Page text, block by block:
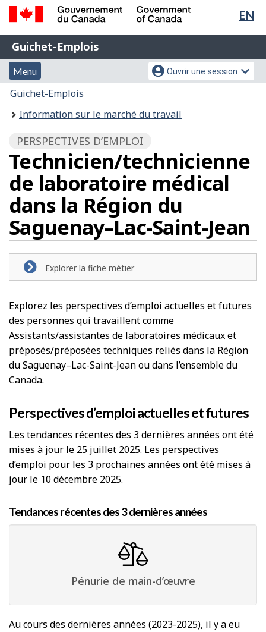
Passer
principal
Passer
version
HTML
simplifiée
de
EN
Gouvernement
du
Canada
Government
of
Canada
Guichet-
Emplois
Guichet-Emplois
Menu
et
recherche
Menu
Menu
des
paramètres
du
compte
Ouvrir une session
Vous
êtes
Guichet-Emplois
Information sur le marché du travail
PERSPECTIVES D’EMPLOI
Technicien/technicienne
de laboratoire médical
dans la Région du
Saguenay–Lac-Saint-Jean
Explorer la fiche métier
Explorez les perspectives d’emploi actuelles et futures
des personnes qui travaillent comme
Assistants/assistantes de laboratoires médicaux et
préposés/préposées techniques reliés dans la Région
du Saguenay–Lac-Saint-Jean ou dans l’ensemble du
Canada.
Perspectives d’emploi actuelles et futures
Les tendances récentes des 3 dernières années ont été
mises à jour le 25 juillet 2025. Les perspectives
d’emploi pour les 3 prochaines années ont été mises à
jour le 10 décembre 2025.
Tendances récentes des 3 dernières années
Pénurie de main-d’œuvre
Au cours des dernières années (2023-2025), il y a eu